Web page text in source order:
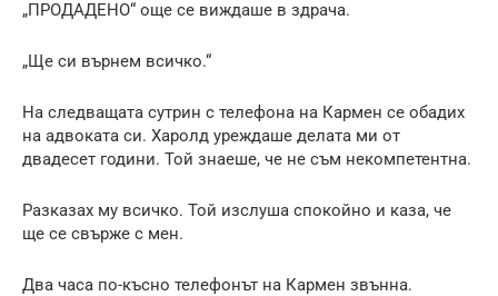
„ПРОДАДЕНО“ още се виждаше в здрача.
„Ще си върнем всичко.“
На следващата сутрин с телефона на Кармен се обадих
на адвоката си. Харолд уреждаше делата ми от
двадесет години. Той знаеше, че не съм некомпетентна.
Разказах му всичко. Той изслуша спокойно и каза, че
ще се свърже с мен.
Два часа по-късно телефонът на Кармен звънна.